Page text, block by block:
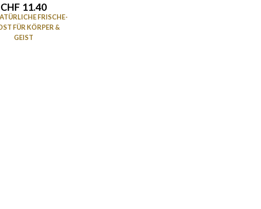
CHF 11.40
FRISCHE-
FÜR KÖRPER &
GEIST